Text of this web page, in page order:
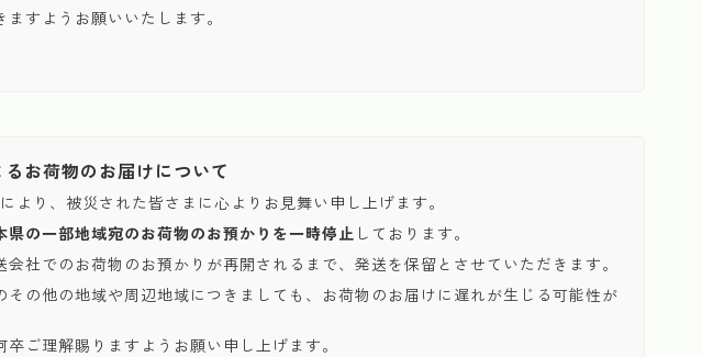
すようお願いいたします。
お荷物のお届けについて
り、被災された皆さまに心よりお見舞い申し上げます。
県の一部地域宛のお荷物のお預かりを一時停止 しております。
社でのお荷物のお預かりが再開されるまで、発送を保留とさせていただきます。
の他の地域や周辺地域につきましても、お荷物のお届けに遅れが生じる可能性が
ご理解賜りますようお願い申し上げます。